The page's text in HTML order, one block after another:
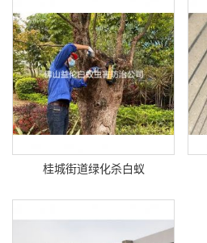
桂城街道绿化杀白蚁